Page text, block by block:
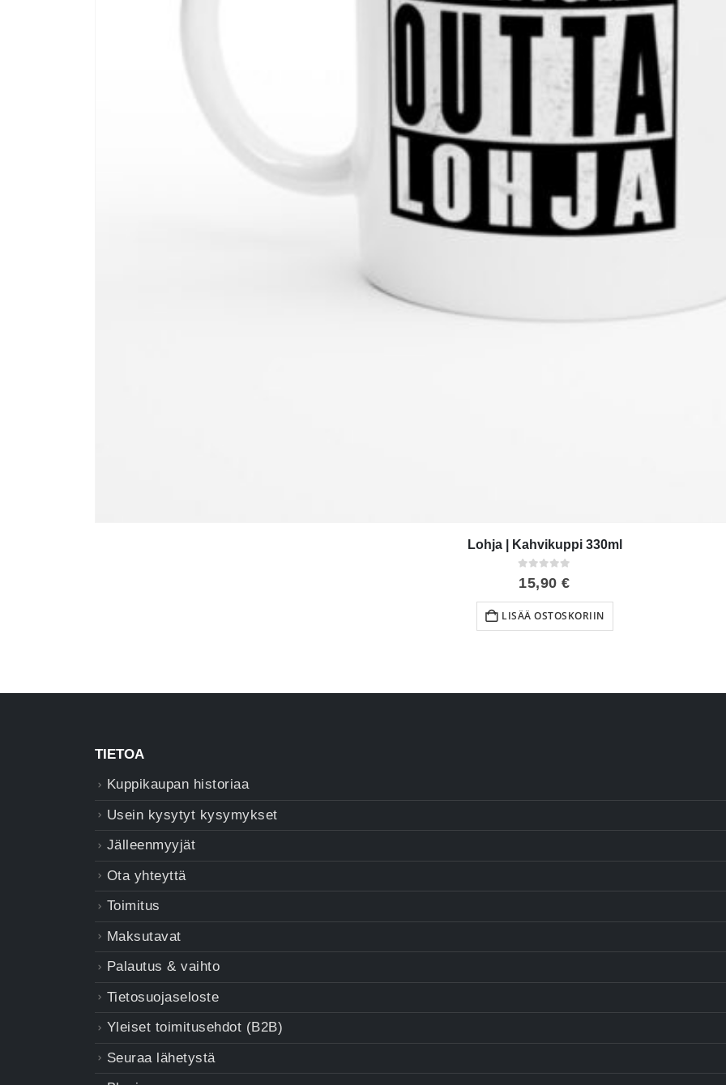
Lohja | Kahvikuppi 330ml
0out of 5
15,90€
LISÄÄ OSTOSKORIIN
TIETOA
Kuppikaupan historiaa
Usein kysytyt kysymykset
Jälleenmyyjät
Ota yhteyttä
Toimitus
Maksutavat
Palautus & vaihto
Tietosuojaseloste
Yleiset toimitusehdot (B2B)
Seuraa lähetystä